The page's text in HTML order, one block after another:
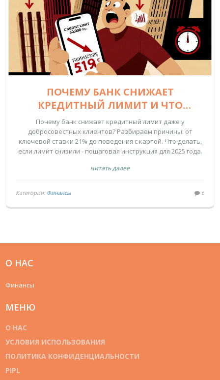
ПОЧЕМУ БАНК СНИЖАЕТ
КРЕДИТНЫЙ ЛИМИТ И ЧТО
ДЕЛАТЬ КЛИЕНТУ В 2025 ГОДУ
Почему банк снижает кредитный лимит даже у
добросовестных клиентов? Разбираем причины: от
ключевой ставки 21% до поведения с картой. Что делать,
если лимит снизили - пошаговая инструкция для 2025 года.
читать далее
Категории: Финансы 6
О НАС
Финансы
МЕНЮ
О НАС
УСЛОВИЯ ИСПОЛЬЗОВАНИЯ
ПОЛИТИКА КОНФИДЕНЦИАЛЬНОСТИ
PIPL